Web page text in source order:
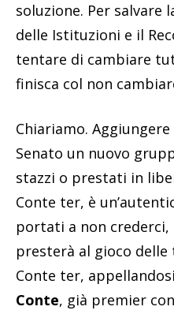
soluzione. Per salvare
delle Istituzioni e il
tentare di cambiare
finisca col non
Chiariamo.
Senato un nuovo
stazzi o prestati in
Conte ter, è
portati a non crederci,
presterà al gioco
Conte ter,
Conte, già premier